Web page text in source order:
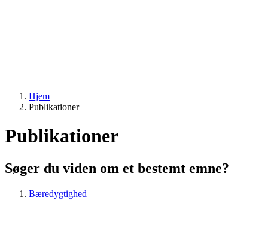
Hjem
Publikationer
Publikationer
Søger du viden om et bestemt emne?
Bæredygtighed